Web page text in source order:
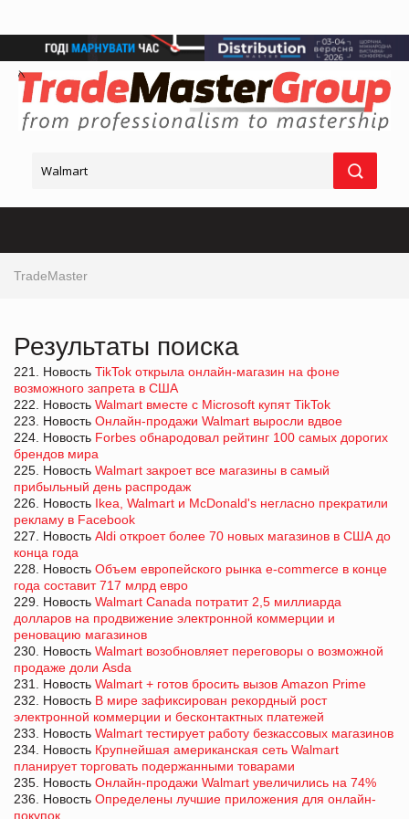
TradeMaster
Результаты поиска
221. Новость TikTok открыла онлайн-магазин на фоне
возможного запрета в США
222. Новость Walmart вместе с Microsoft купят TikTok
223. Новость Онлайн-продажи Walmart выросли вдвое
224. Новость Forbes обнародовал рейтинг 100 самых дорогих
брендов мира
225. Новость Walmart закроет все магазины в самый
прибыльный день распродаж
226. Новость Ikea, Walmart и McDonald's негласно прекратили
рекламу в Facebook
227. Новость Aldi откроет более 70 новых магазинов в США до
конца года
228. Новость Объем европейского рынка e-commerce в конце
года составит 717 млрд евро
229. Новость Walmart Canada потратит 2,5 миллиарда
долларов на продвижение электронной коммерции и
реновацию магазинов
230. Новость Walmart возобновляет переговоры о возможной
продаже доли Asda
231. Новость Walmart + готов бросить вызов Amazon Prime
232. Новость В мире зафиксирован рекордный рост
электронной коммерции и бесконтактных платежей
233. Новость Walmart тестирует работу безкассовых магазинов
234. Новость Крупнейшая американская сеть Walmart
планирует торговать подержанными товарами
235. Новость Онлайн-продажи Walmart увеличились на 74%
236. Новость Определены лучшие приложения для онлайн-
покупок